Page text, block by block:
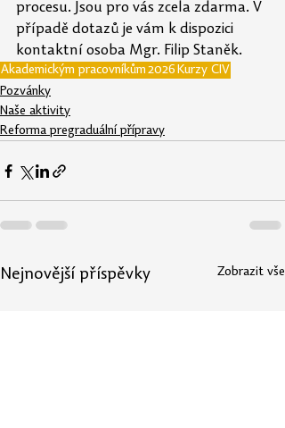
procesu. Jsou pro vás zcela zdarma. V
případě dotazů je vám k dispozici
kontaktní osoba Mgr. Filip Staněk.
Akademickým pracovníkům 2026 Kurzy CIV
Pozvánky
Naše aktivity
Reforma pregraduální přípravy
Nejnovější příspěvky Zobrazit vše